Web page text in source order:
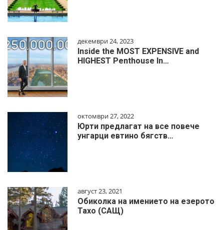
декември 24, 2023
Inside the MOST EXPENSIVE and
HIGHEST Penthouse In…
октомври 27, 2022
Юрти предлагат на все повече
унгарци евтино бягств…
август 23, 2021
Обиколка на имението на езерото
Тахо (САЩ)